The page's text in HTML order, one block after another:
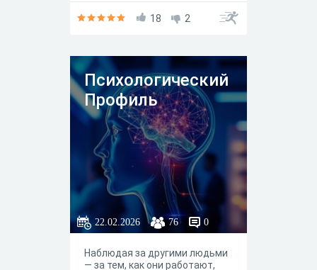
свою эльфийскую природу и,
18 2
Психологический
Профиль
22.02.2026 76 0
Наблюдая за другими людьми
— за тем, как они работают,